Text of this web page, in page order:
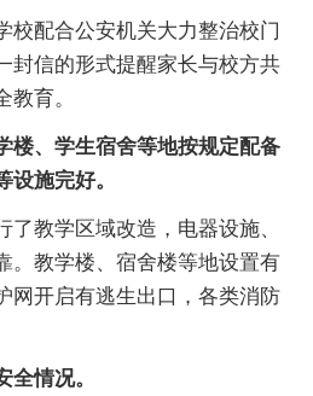
校配合公安机关大力整治校门
封信的形式提醒家长与校方共
教育。
楼、学生宿舍等地按规定配备
设施完好。
了教学区域改造，电器设施、
。教学楼、宿舍楼等地设置有
网开启有逃生出口，各类消防
全情况。